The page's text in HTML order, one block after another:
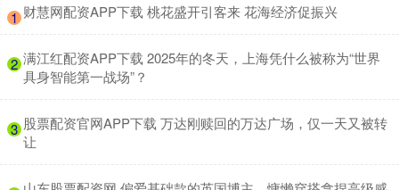
1 ​财慧网配资APP下载 桃花盛开引客来 花海经济促振兴
2 ​满江红配资APP下载 2025年的冬天，上海凭什么被称为“世界
具身智能第一战场”？
3 ​股票配资官网APP下载 万达刚赎回的万达广场，仅一天又被转
让